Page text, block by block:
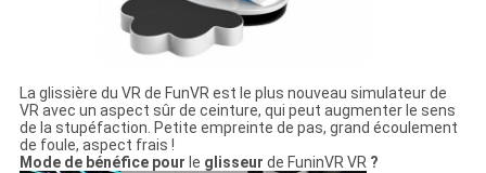
La glissière du VR de FunVR est le plus nouveau simulateur de
VR avec un aspect sûr de ceinture, qui peut augmenter le sens
de la stupéfaction. Petite empreinte de pas, grand écoulement
de foule, aspect frais !
Mode de bénéfice pour le glisseur de FuninVR VR ?